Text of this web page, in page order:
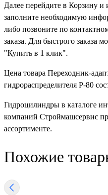
Далее перейдите в Корзину
заполните необходимую
либо позвоните по
заказа. Для быстрого заказа
"Купить в 1 клик".
Цена товара Переходник-
гидрораспределителя Р-80
Гидроцилиндры в каталоге
компаний Строймашсервис
ассортименте.
Похожие